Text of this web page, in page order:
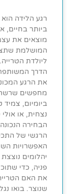
רגע הלידה
ביותר בחיים,
מוצאים את
המושלמת
ליולדת
הדרך
את הרגע
מחפשים
ביומיום,
נצחית, או
הבחירה
הרגשי של
האפשרויות
יהלומים
פניה, כדי
את האם
שנוצר. בואו